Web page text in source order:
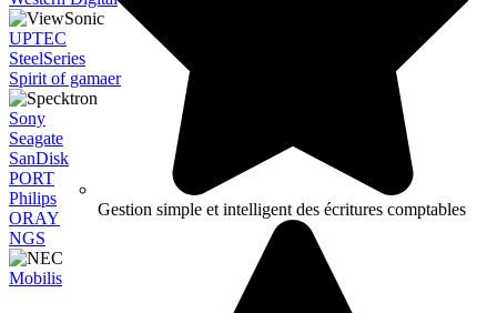
Gestion simple et intelligent des écritures comptables
UPTEC
SteelSeries
Spirit of gamaer
Sony
Seagate
SanDisk
PORT
Philips
ORAY
NGS
Mobilis